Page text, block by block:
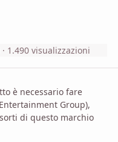
· 1.490 visualizzazioni
è necessario fare
Group),
di questo marchio